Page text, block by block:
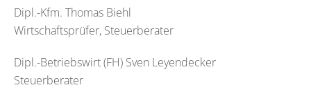
Dipl.-Kfm. Thomas Biehl
Wirtschaftsprüfer, Steuerberater
Dipl.-Betriebswirt (FH) Sven Leyendecker
Steuerberater